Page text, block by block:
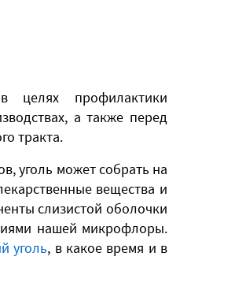
целях профилактики
а также перед
тракта.
уголь может собрать на
вещества и
слизистой оболочки
нашей микрофлоры.
уголь, в какое время и в